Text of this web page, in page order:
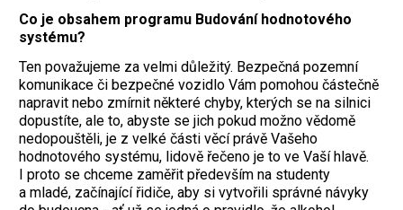
Co je obsahem programu Budování hodnotového
systému?
Ten považujeme za velmi důležitý. Bezpečná pozemní
komunikace či bezpečné vozidlo Vám pomohou částečně
napravit nebo zmírnit některé chyby, kterých se na silnici
dopustíte, ale to, abyste se jich pokud možno vědomě
nedopouštěli, je z velké části věcí právě Vašeho
hodnotového systému, lidově řečeno je to ve Vaší hlavě.
I proto se chceme zaměřit především na studenty
a mladé, začínající řidiče, aby si vytvořili správné návyky